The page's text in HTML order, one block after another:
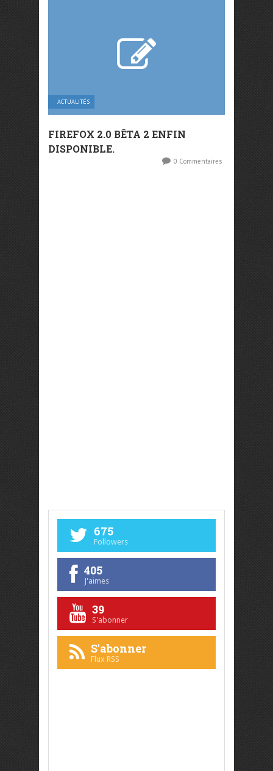
ACTUALITÉS
FIREFOX 2.0 BÊTA 2 ENFIN
DISPONIBLE.
0 Commentaires
675
Followers
405
J'aimes
39
S'abonner
S'abonner
Flux RSS